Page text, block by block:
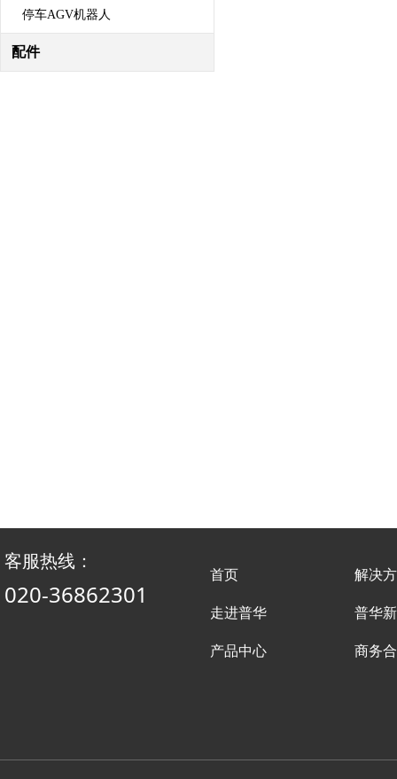
停车AGV机器人
配件
解决
普华
商务
首页
走进普华
产品中心
客服热线：
020-36862301